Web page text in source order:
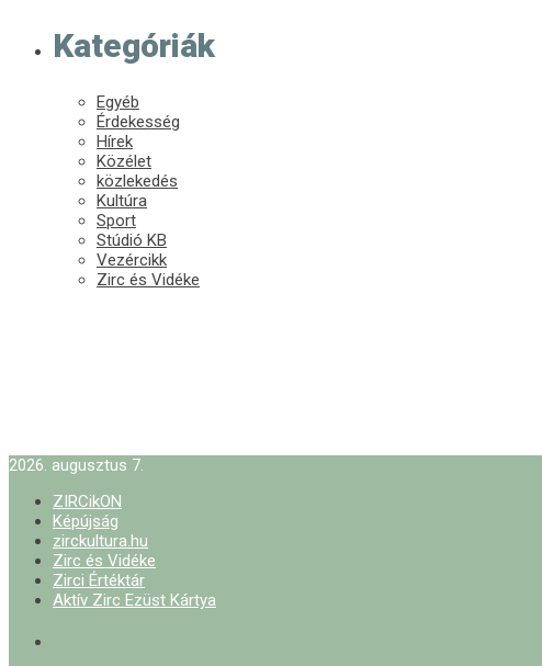
Kategóriák
Egyéb
Érdekesség
Hírek
Közélet
közlekedés
Kultúra
Sport
Stúdió KB
Vezércikk
Zirc és Vidéke
2026. augusztus 7.
ZIRCikON
Képújság
zirckultura.hu
Zirc és Vidéke
Zirci Értéktár
Aktív Zirc Ezüst Kártya